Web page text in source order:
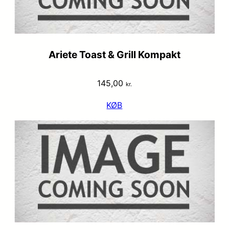
Ariete Toast & Grill Kompakt
145,00 kr.
KØB